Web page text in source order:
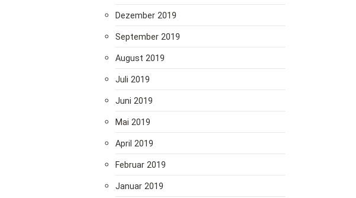
Dezember 2019
September 2019
August 2019
Juli 2019
Juni 2019
Mai 2019
April 2019
Februar 2019
Januar 2019